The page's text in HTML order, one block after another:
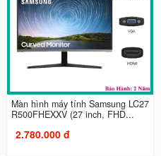
Màn hình máy tính Samsung LC27
R500FHEXXV (27 inch, FHD...
2.780.000 đ